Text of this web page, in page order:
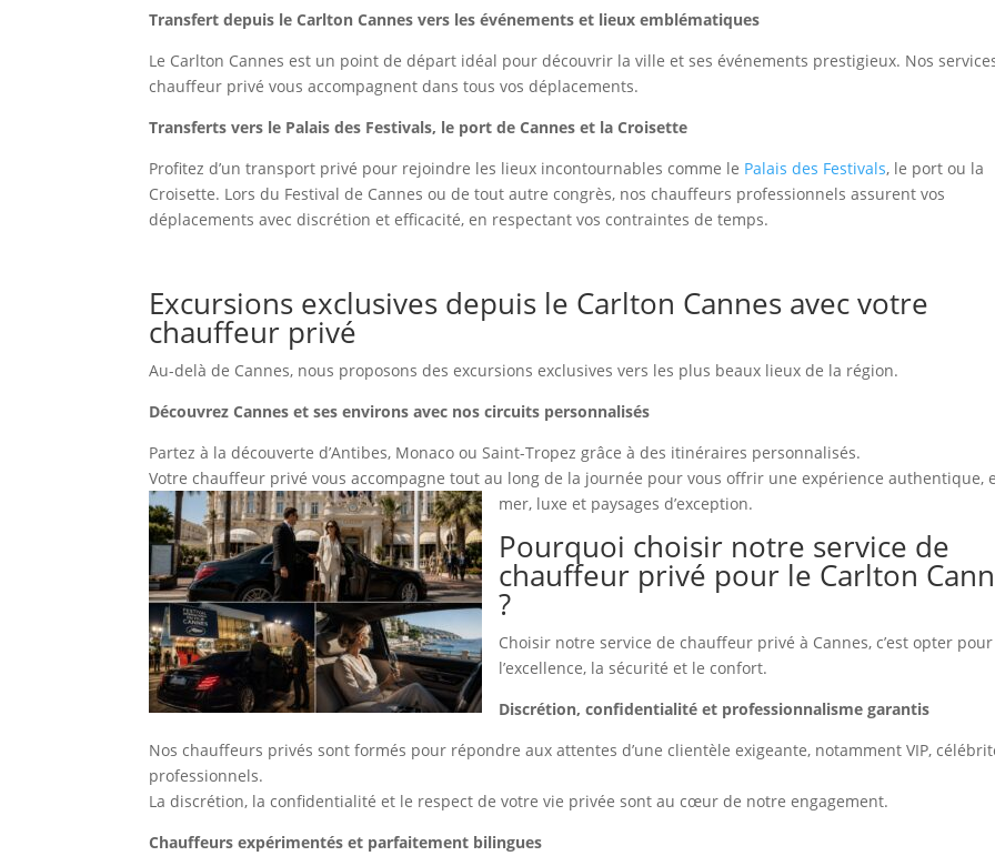
Transfert depuis le Carlton Cannes vers les événements et lieux emblématiques
Le Carlton Cannes est un point de départ idéal pour découvrir la ville et ses événements prestigieux. Nos
chauffeur privé vous accompagnent dans tous vos déplacements.
Transferts vers le Palais des Festivals, le port de Cannes et la Croisette
Profitez d’un transport privé pour rejoindre les lieux incontournables comme le Palais des Festivals, le port ou la
Croisette. Lors du Festival de Cannes ou de tout autre congrès, nos chauffeurs professionnels assurent vos
déplacements avec discrétion et efficacité, en respectant vos contraintes de temps.
Excursions exclusives depuis le Carlton Cannes avec votre
chauffeur privé
Au-delà de Cannes, nous proposons des excursions exclusives vers les plus beaux lieux de la région.
Découvrez Cannes et ses environs avec nos circuits personnalisés
Partez à la découverte d’Antibes, Monaco ou Saint-Tropez grâce à des itinéraires personnalisés.
Votre chauffeur privé vous accompagne tout au long de la journée pour vous offrir une expérience authentique,
mer, luxe et paysages d’exception.
Pourquoi choisir notre service de
chauffeur privé pour le Carlton
?
Choisir notre service de chauffeur privé à Cannes, c’est opter pour
l’excellence, la sécurité et le confort.
Discrétion, confidentialité et professionnalisme garantis
Nos chauffeurs privés sont formés pour répondre aux attentes d’une clientèle exigeante, notamment VIP,
professionnels.
La discrétion, la confidentialité et le respect de votre vie privée sont au cœur de notre engagement.
Chauffeurs expérimentés et parfaitement bilingues